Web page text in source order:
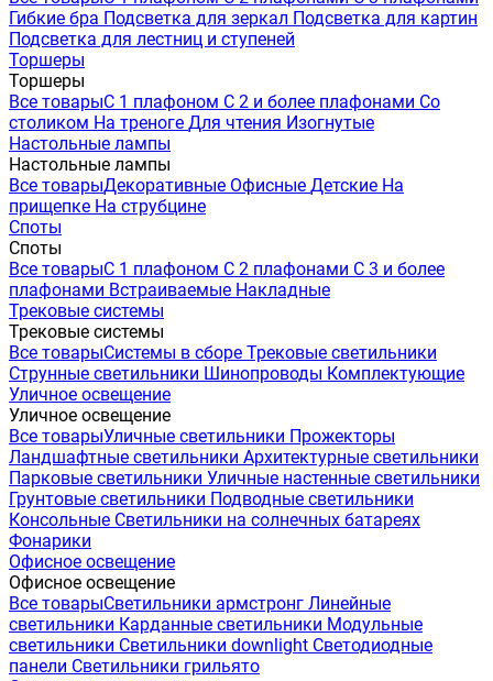
Гибкие бра Подсветка для зеркал Подсветка для картин
Подсветка для лестниц и ступеней
Торшеры
Торшеры
Все товарыС 1 плафоном С 2 и более плафонами Со
столиком На треноге Для чтения Изогнутые
Настольные лампы
Настольные лампы
Все товарыДекоративные Офисные Детские На
прищепке На струбцине
Споты
Споты
Все товарыС 1 плафоном С 2 плафонами С 3 и более
плафонами Встраиваемые Накладные
Трековые системы
Трековые системы
Все товарыСистемы в сборе Трековые светильники
Струнные светильники Шинопроводы Комплектующие
Уличное освещение
Уличное освещение
Все товарыУличные светильники Прожекторы
Ландшафтные светильники Архитектурные светильники
Парковые светильники Уличные настенные светильники
Грунтовые светильники Подводные светильники
Консольные Светильники на солнечных батареях
Фонарики
Офисное освещение
Офисное освещение
Все товарыСветильники армстронг Линейные
светильники Карданные светильники Модульные
светильники Светильники downlight Светодиодные
панели Светильники грильято